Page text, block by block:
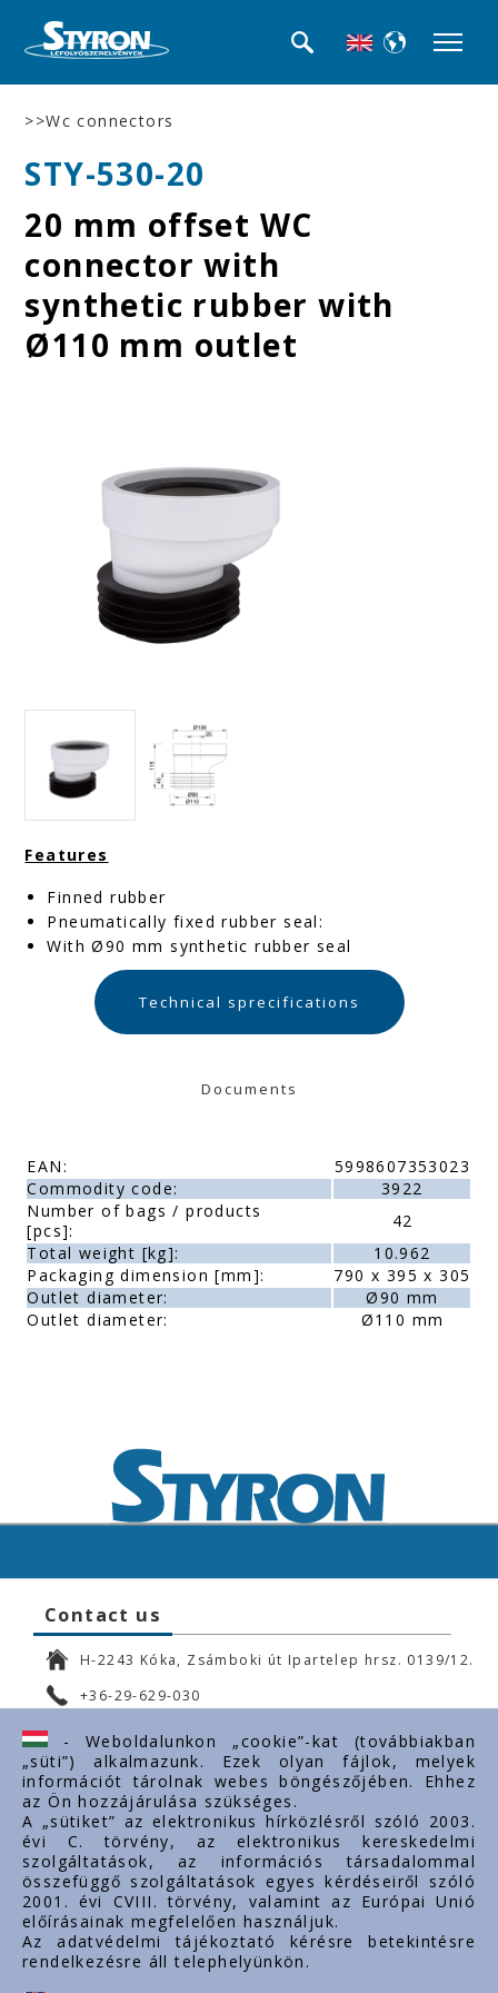
>>Wc connectors
STY-530-20
20 mm offset WC
connector with
synthetic rubber with
Ø110 mm outlet
Features
Finned rubber
Pneumatically fixed rubber seal:
With Ø90 mm synthetic rubber seal
Technical sprecifications
Documents
EAN:
5998607353023
Commodity code:
3922
Number of bags / products
[pcs]:
42
Total weight [kg]:
10.962
Packaging dimension [mm]:
790 x 395 x 305
Outlet diameter:
Ø90 mm
Outlet diameter:
Ø110 mm
Contact us
H-2243 Kóka, Zsámboki út Ipartelep hrsz. 0139/12.
+36-29-629-030
ertekesites@styron.hu
export@styron.hu
www.styron.hu
Important links
About us
Documents
- Weboldalunkon „cookie”-kat (továbbiakban
„süti”) alkalmazunk. Ezek olyan fájlok, melyek
információt tárolnak webes böngészőjében. Ehhez
az Ön hozzájárulása szükséges.
A „sütiket” az elektronikus hírközlésről szóló 2003.
évi C. törvény, az elektronikus kereskedelmi
szolgáltatások, az információs társadalommal
összefüggő szolgáltatások egyes kérdéseiről szóló
2001. évi CVIII. törvény, valamint az Európai Unió
előírásainak megfelelően használjuk.
Az adatvédelmi tájékoztató kérésre betekintésre
rendelkezésre áll telephelyünkön.